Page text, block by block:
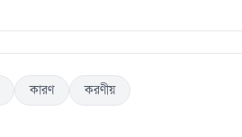
কারণ করণীয়